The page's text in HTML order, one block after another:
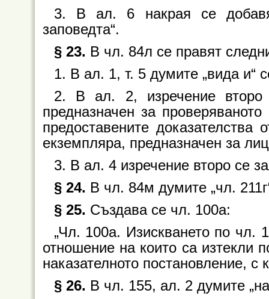
3. В ал. 6 накрая се
заповедта“.
§ 23. В чл. 84л се правят
1. В ал. 1, т. 5 думите „вида и“
2. В ал. 2, изречение второ
предназначен за
предоставените
екземпляра, предназначен за
3. В ал. 4 изречение второ се
§ 24. В чл. 84м думите „чл.
§ 25. Създава се чл. 100а:
„Чл. 100а. Изискването по чл.
отношение на които са изтекли
наказателното постановление, с
§ 26. В чл. 155, ал. 2 думите